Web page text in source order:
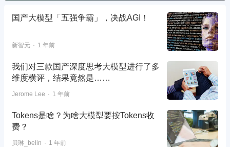
国产大模型「五强争霸」，决战AGI！
新智元 1 年前
我们对三款国产深度思考大模型进行了多
维度横评，结果竟然是……
Jerome Lee 1 年前
Tokens是啥？为啥大模型要按Tokens收
费？
贝琳_belin 1 年前